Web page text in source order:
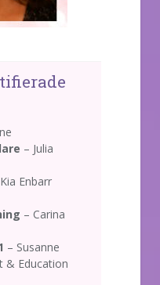
– Julia
Enbarr
– Carina
– Susanne
& Education